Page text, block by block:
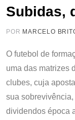
Subidas,
POR MARCELO
O futebol de
uma das matrizes
clubes, cuja
sua
dividendos época